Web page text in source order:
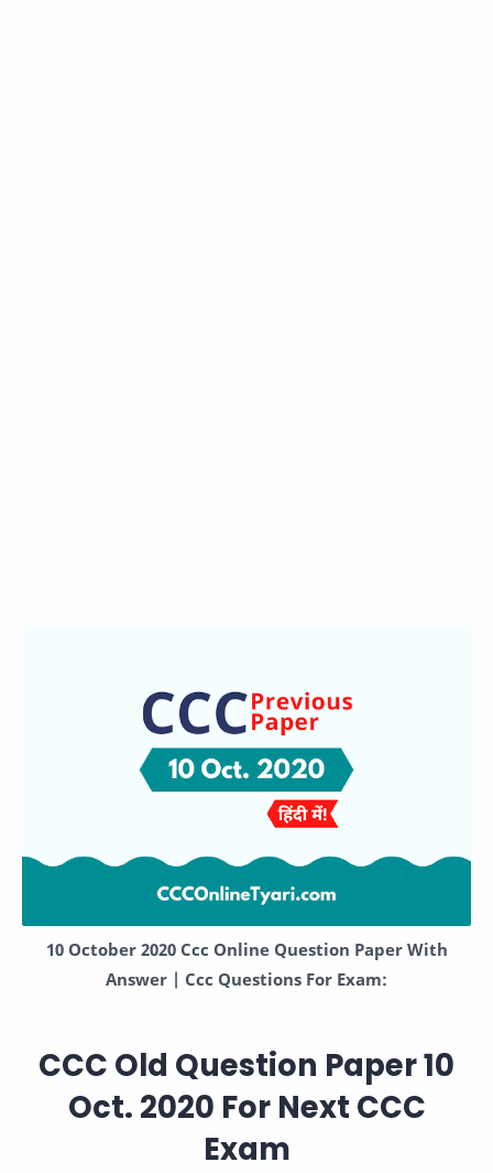
10 October 2020 Ccc Online Question Paper With
Answer | Ccc Questions For Exam:
CCC Old Question Paper 10
Oct. 2020 For Next CCC
Exam